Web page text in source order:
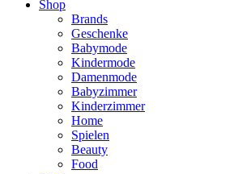
Shop
Brands
Geschenke
Babymode
Kindermode
Damenmode
Babyzimmer
Kinderzimmer
Home
Spielen
Beauty
Food